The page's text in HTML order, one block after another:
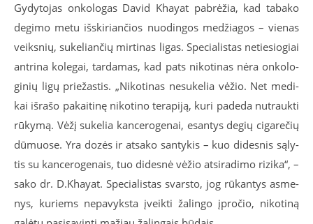
Gy­dy­to­jas on­ko­lo­gas Da­vid Kha­y­at pa­brė­žia, kad ta­ba­ko
de­gi­mo me­tu iš­ski­rian­čios nuo­din­gos me­džia­gos – vie­nas
veiks­nių, su­ke­lian­čių mir­ti­nas li­gas. Spe­cia­lis­tas ne­tie­sio­giai
ant­ri­na ko­le­gai, tar­da­mas, kad pats ni­ko­ti­nas nė­ra on­ko­lo­
gi­nių li­gų prie­žas­tis. „Ni­ko­ti­nas ne­su­ke­lia vė­žio. Net me­di­
kai iš­ra­šo pa­kai­ti­nę ni­ko­ti­no te­ra­pi­ją, ku­ri pa­de­da nu­trauk­ti
rū­ky­mą. Vė­žį su­ke­lia kan­ce­ro­ge­nai, esan­tys de­gių ci­ga­re­čių
dū­muo­se. Yra do­zės ir at­sa­ko san­ty­kis – kuo di­des­nis są­ly­
tis su kan­ce­ro­ge­nais, tuo di­des­nė vė­žio at­si­ra­di­mo ri­zi­ka“, –
sa­ko dr. D.Kha­y­at. Spe­cia­lis­tas svars­to, jog rū­kan­tys as­me­
nys, ku­riems ne­pa­vyks­ta įveik­ti ža­lin­go įpro­čio, ni­ko­ti­ną